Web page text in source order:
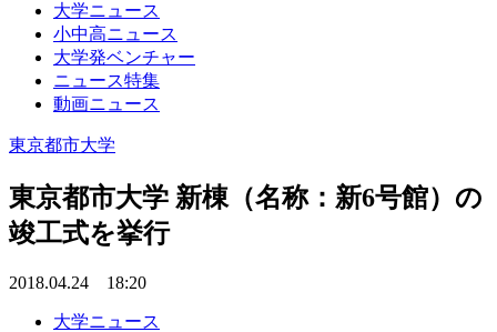
大学ニュース
小中高ニュース
大学発ベンチャー
ニュース特集
動画ニュース
東京都市大学
東京都市大学 新棟（名称：新6号館）の
竣工式を挙行
2018.04.24 18:20
大学ニュース